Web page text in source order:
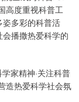
高度重视科普工
多彩的科普活
播撒热爱科学的
家精神·关注科普
造热爱科学社会氛